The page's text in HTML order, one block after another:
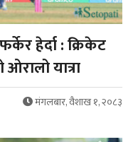
हेर्दा : क्रिकेट
यात्रा
मंगलबार, वैशाख १, २०८३